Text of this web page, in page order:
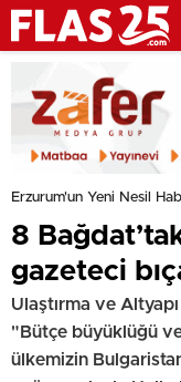
Erzurum'un Yeni Nesil
8
gazeteci
Ulaştırma ve
"Bütçe büyüklüğü
ülkemizin